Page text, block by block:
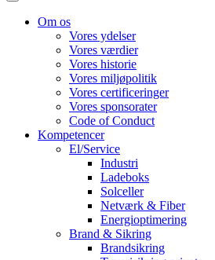
Om os
Vores ydelser
Vores værdier
Vores historie
Vores miljøpolitik
Vores certificeringer
Vores sponsorater
Code of Conduct
Kompetencer
El/Service
Industri
Ladeboks
Solceller
Netværk & Fiber
Energioptimering
Brand & Sikring
Brandsikring